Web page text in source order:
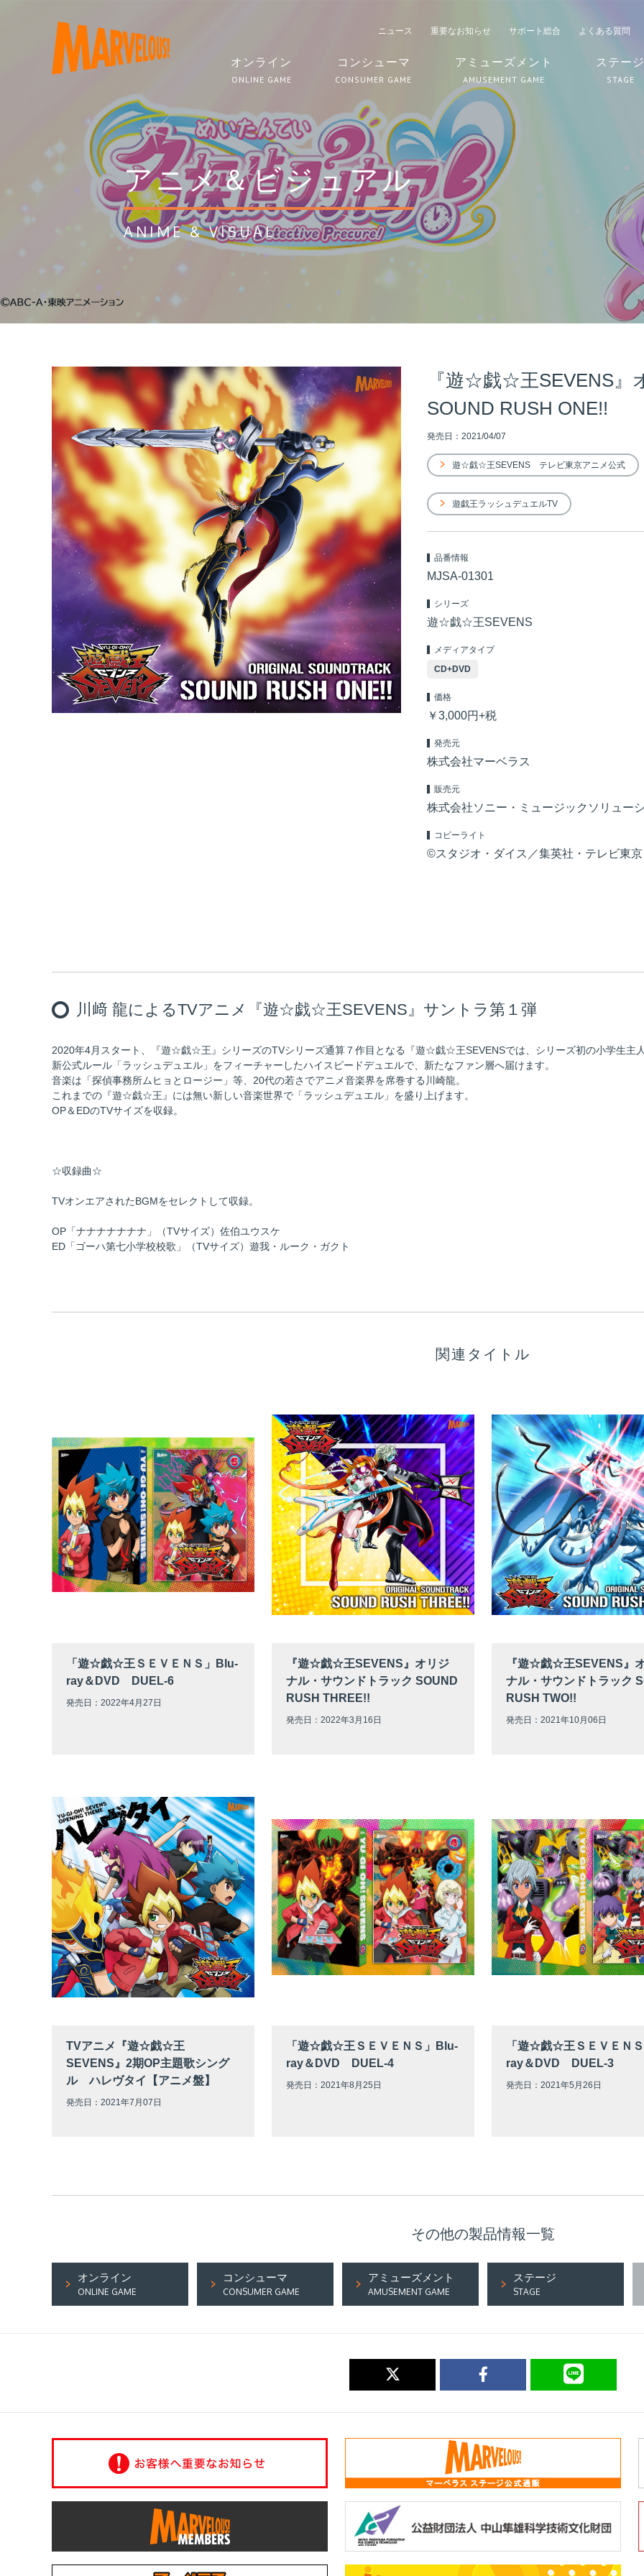
ニュース 重要なお知らせ サポート総合 よくある質問
オンライン
ONLINE GAME
コンシューマ
CONSUMER GAME
アミューズメント
AMUSEMENT GAME
ステージ
STAGE
アニメ＆ビジュアル
ANIME & VISUAL
『遊☆戯☆王SEVENS』
SOUND RUSH ONE!!
発売日：2021/04/07
遊☆戯☆王SEVENS テレビ東京アニメ公式
遊戯王ラッシュデュエルTV
品番情報
MJSA-01301
シリーズ
遊☆戯☆王SEVENS
メディアタイプ
CD+DVD
価格
￥3,000円+税
発売元
株式会社マーベラス
販売元
株式会社ソニー・ミュージックソリュー
コピーライト
©スタジオ・ダイス／集英社・テレビ東京
川﨑 龍によるTVアニメ『遊☆戯☆王SEVENS』サントラ第１弾
2020年4月スタート、『遊☆戯☆王』シリーズのTVシリーズ通算７作目となる『遊☆戯☆王SEVENSでは、シリーズ初の小学生主
新公式ルール「ラッシュデュエル」をフィーチャーしたハイスピードデュエルで、新たなファン層へ届けます。
音楽は「探偵事務所ムヒョとロージー」等、20代の若さでアニメ音楽界を席巻する川崎龍。
これまでの『遊☆戯☆王』には無い新しい音楽世界で「ラッシュデュエル」を盛り上げます。
OP＆EDのTVサイズを収録。
☆収録曲☆
TVオンエアされたBGMをセレクトして収録。
OP「ナナナナナナナ」（TVサイズ）佐伯ユウスケ
ED「ゴーハ第七小学校校歌」（TVサイズ）遊我・ルーク・ガクト
関連タイトル
「遊☆戯☆王ＳＥＶＥＮＳ」Blu-
ray＆DVD DUEL-6
発売日：2022年4月27日
『遊☆戯☆王SEVENS』オリジ
ナル・サウンドトラック SOUND
RUSH THREE!!
発売日：2022年3月16日
『遊☆戯☆王SEVENS』
ナル・サウンドトラック
RUSH TWO!!
発売日：2021年10月06日
TVアニメ『遊☆戯☆王
SEVENS』2期OP主題歌シング
ル ハレヴタイ【アニメ盤】
発売日：2021年7月07日
「遊☆戯☆王ＳＥＶＥＮＳ」Blu-
ray＆DVD DUEL-4
発売日：2021年8月25日
「遊☆戯☆王ＳＥＶＥＮ
ray＆DVD DUEL-3
発売日：2021年5月26日
その他の製品情報一覧
オンライン
ONLINE GAME
コンシューマ
CONSUMER GAME
アミューズメント
AMUSEMENT GAME
ステージ
STAGE